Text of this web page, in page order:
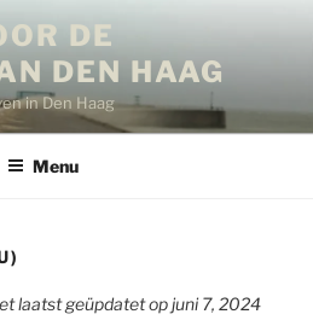
DE
DEN HAAG
in Den Haag
Menu
laatst geüpdatet op juni 7, 2024